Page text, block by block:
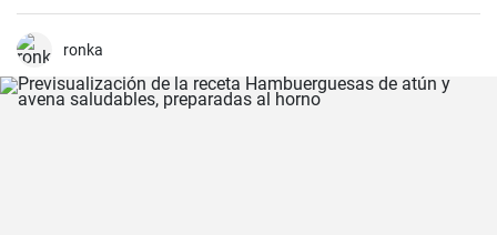
debería hacer es seguir la receta presente.
ronka